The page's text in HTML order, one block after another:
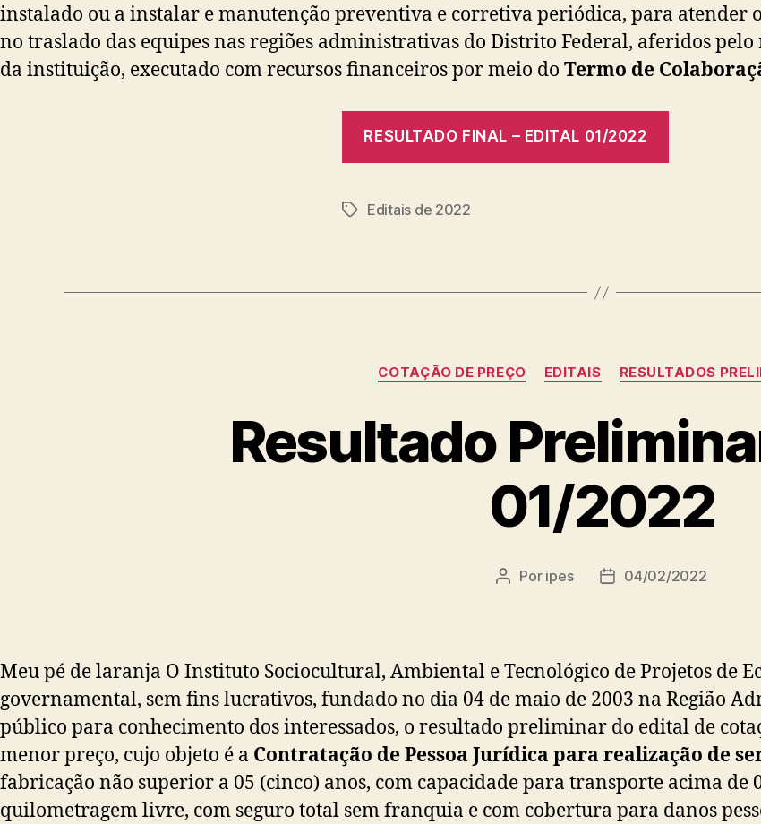
instalado ou a instalar e manutenção preventiva e corretiva periódica, para atender o
no traslado das equipes nas regiões administrativas do Distrito Federal, aferidos
da instituição, executado com recursos financeiros por meio do Termo de
RESULTADO FINAL – EDITAL 01/2022
TagsEditais de 2022
Categorias
COTAÇÃO DE PREÇO EDITAIS RESULTADOS
Resultado
01/2022
Autor
Por ipes
Data04/02/2022
Meu pé de laranja O Instituto Sociocultural, Ambiental e Tecnológico de Projetos de
governamental, sem fins lucrativos, fundado no dia 04 de maio de 2003 na Região
público para conhecimento dos interessados, o resultado preliminar do edital de
menor preço, cujo objeto é a Contratação de Pessoa Jurídica para realização de
fabricação não superior a 05 (cinco) anos, com capacidade para transporte acima de
quilometragem livre, com seguro total sem franquia e com cobertura para danos